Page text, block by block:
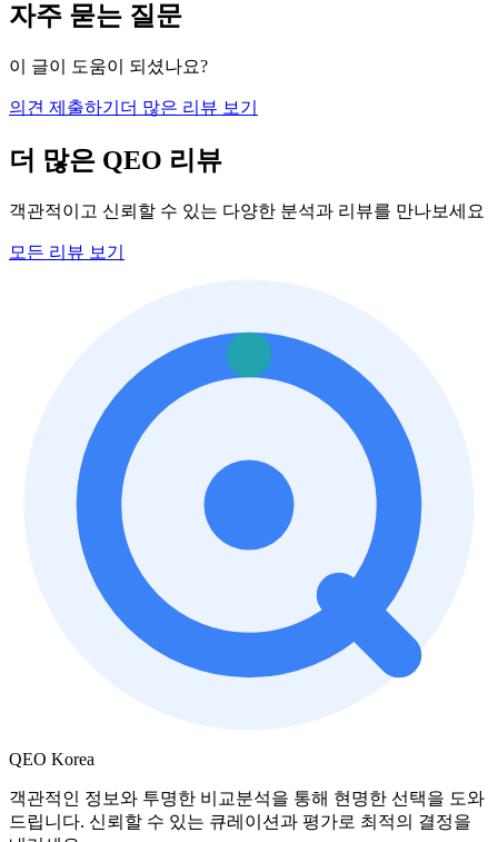
자주 묻는 질문
이 글이 도움이 되셨나요?
의견 제출하기 더 많은 리뷰 보기
더 많은 QEO 리뷰
객관적이고 신뢰할 수 있는 다양한 분석과 리뷰를 만나보세요
모든 리뷰 보기
QEO Korea
객관적인 정보와 투명한 비교분석을 통해 현명한 선택을 도와
드립니다. 신뢰할 수 있는 큐레이션과 평가로 최적의 결정을